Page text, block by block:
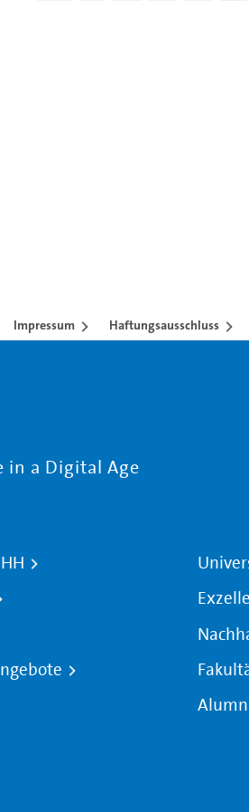
Impressum Haftungsausschluss
in a Digital Age